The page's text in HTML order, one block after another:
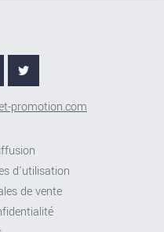
promotion.com
d'utilisation
de vente